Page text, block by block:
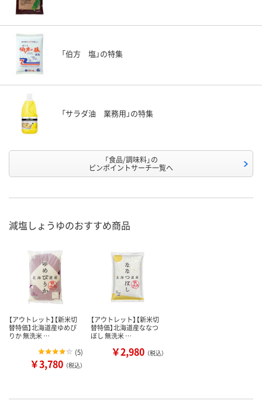
「伯方 塩」の特集
「サラダ油 業務用」の特集
「食品/調味料」の
ピンポイントサーチ一覧へ
減塩しょうゆのおすすめ商品
【アウトレット】【新米切
替特価】北海道産ゆめぴ
りか 無洗米 …
(5)
￥3,780 （税込）
【アウトレット】【新米切
替特価】北海道産ななつ
ぼし 無洗米 …
￥2,980 （税込）